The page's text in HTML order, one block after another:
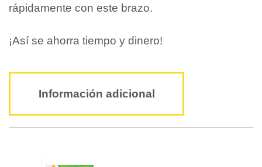
rápidamente con este brazo.
¡Así se ahorra tiempo y dinero!
Información adicional